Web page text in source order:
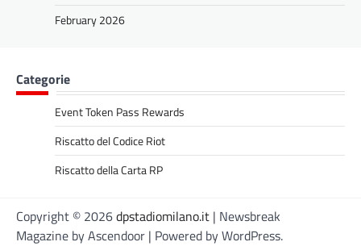
February 2026
Categorie
Event Token Pass Rewards
Riscatto del Codice Riot
Riscatto della Carta RP
Copyright © 2026dpstadiomilano.it | Newsbreak
Magazine byAscendoor | Powered byWordPress.